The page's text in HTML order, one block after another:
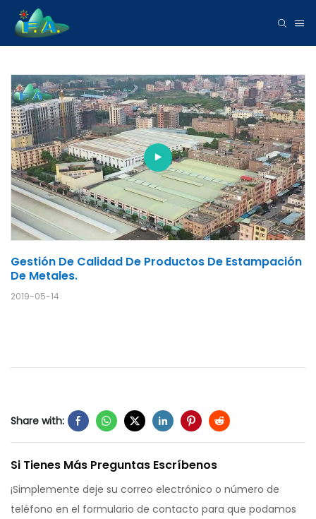
Gestión De Calidad De Productos De Estampación
De Metales.
2019-05-14
Share with:
Si Tienes Más Preguntas Escríbenos
¡Simplemente deje su correo electrónico o número de
teléfono en el formulario de contacto para que podamos